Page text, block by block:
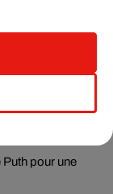
Gomez et
pour une